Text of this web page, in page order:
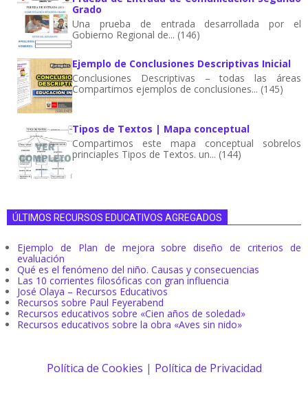
Grado
Una prueba de entrada desarrollada por el
Gobierno Regional de... (146)
Ejemplo de Conclusiones Descriptivas Inicial
Conclusiones Descriptivas – todas las áreas
Compartimos ejemplos de conclusiones... (145)
Tipos de Textos | Mapa conceptual
Compartimos este mapa conceptual sobrelos
princiaples Tipos de Textos. un... (144)
ÚLTIMOS RECURSOS EDUCATIVOS AGREGADOS
Ejemplo de Plan de mejora sobre diseño de criterios de
evaluación
Qué es el fenómeno del niño. Causas y consecuencias
Las 10 corrientes filosóficas con gran influencia
José Olaya – Recursos Educativos
Recursos sobre Paul Feyerabend
Recursos educativos sobre «Cien años de soledad»
Recursos educativos sobre la obra «Aves sin nido»
Política de Cookies | Política de Privacidad